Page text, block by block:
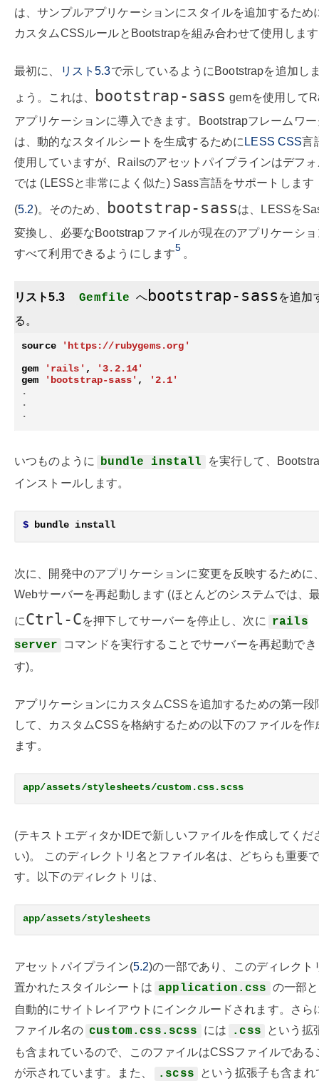
は、サンプルアプリケーションにスタイルを追加するため
カスタムCSSルールとBootstrapを組み合わせて使用しま
最初に、 リスト5.3で示しているようにBootstrapを追加し
ょう。これは、 bootstrap-sass gemを使用して
アプリケーションに導入できます。Bootstrapフレームワ
は、動的なスタイルシートを生成するために LESS CSS言
使用していますが、Railsのアセットパイプラインはデフ
では (LESSと非常によく似た) Sass言語をサポートします
(5.2)。そのため、 bootstrap-sassは、LESSを
変換し、必要なBootstrapファイルが現在のアプリケーシ
すべて利用できるようにします5 。
リスト5.3 Gemfile へbootstrap-sass を追加
る。
source
'https://rubygems.org'
gem
'rails' ,
'3.2.14'
gem
'bootstrap-sass' ,
'2.1'
.
.
.
いつものように bundle install
を実行して、
インストールします。
$
次に、開発中のアプリケーションに変更を反映するために
Webサーバーを再起動します (ほとんどのシステムでは、
にCtrl-Cを押下してサーバーを停止し、次に
rails
server
コマンドを実行することでサーバーを再起動でき
す)。
アプリケーションにカスタムCSSを追加するための第一段
して、カスタムCSSを格納するための以下のファイルを作
ます。
app/assets/stylesheets/custom.css.scss
(テキストエディタかIDEで新しいファイルを作成してくだ
い)。 このディレクトリ名とファイル名は、どちらも重要
す。以下のディレクトリは、
app/assets/stylesheets
アセットパイプライン(5.2)の一部であり、このディレクト
置かれたスタイルシートは application.css の一部
自動的にサイトレイアウトにインクルードされます。さら
ファイル名の custom.css.scss には .css
という拡
も含まれているので、このファイルはCSSファイルである
が示されています。また、
.scss
という拡張子も含まれ